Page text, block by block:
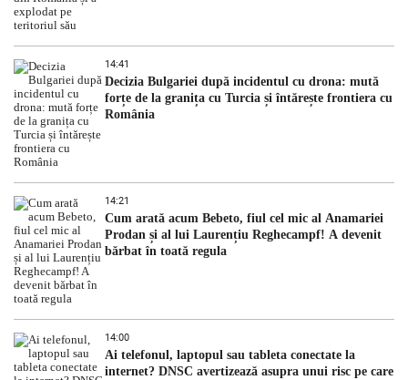
14:41
Decizia Bulgariei după incidentul cu drona: mută
forțe de la granița cu Turcia și întărește frontiera cu
România
14:21
Cum arată acum Bebeto, fiul cel mic al Anamariei
Prodan și al lui Laurențiu Reghecampf! A devenit
bărbat în toată regula
14:00
Ai telefonul, laptopul sau tableta conectate la
internet? DNSC avertizează asupra unui risc pe care